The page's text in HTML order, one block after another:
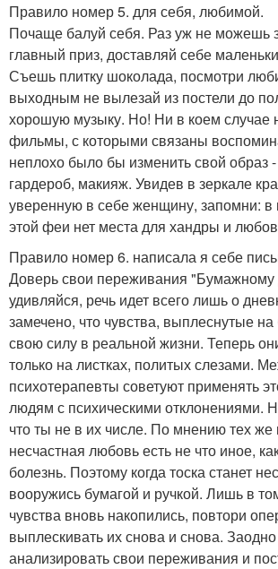
Правило номер 5. для себя, любимой.
Почаще балуй себя. Раз уж не можешь
главный приз, доставляй себе
Съешь плитку шоколада, посмотри
выходным не вылезай из постели до
хорошую музыку. Но! Ни в коем случае
фильмы, с которыми связаны
неплохо было бы изменить свой образ -
гардероб, макияж. Увидев в зеркале
уверенную в себе женщину, запомни: в
этой феи нет места для хандры и
Правило номер 6. написала я себе
Доверь свои переживания "Бумажному
удивляйся, речь идет всего лишь о
замечено, что чувства, выплеснутые
свою силу в реальной жизни. Теперь
только на листках, политых слезами.
психотерапевты советуют применять
людям с психическими отклонениями.
что ты не в их числе. По мнению тех же
несчастная любовь есть не что иное,
болезнь. Поэтому когда тоска станет
вооружись бумагой и ручкой. Лишь в
чувства вновь накопились, повтори
выплескивать их снова и снова.
анализировать свои переживания и